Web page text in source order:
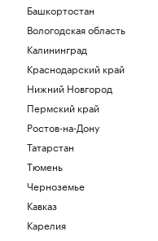
двух
Башкортостан
Вологодская область
Калининград
Краснодарский край
Нижний Новгород
Пермский край
Ростов-на-Дону
Татарстан
Тюмень
Черноземье
Кавказ
Карелия